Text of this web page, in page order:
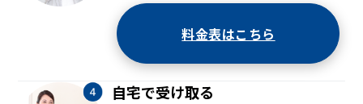
料金表はこちら
自宅で受け取る